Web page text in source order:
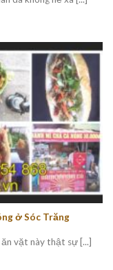
ở Sóc Trăng
vặt này thật sự [...]